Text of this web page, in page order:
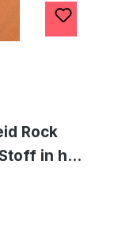
Rock
in hell